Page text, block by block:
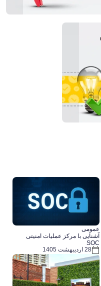
عمومی
آشنایی با مرکز عملیات امنیتی
SOC
28 اردیبهشت 1405